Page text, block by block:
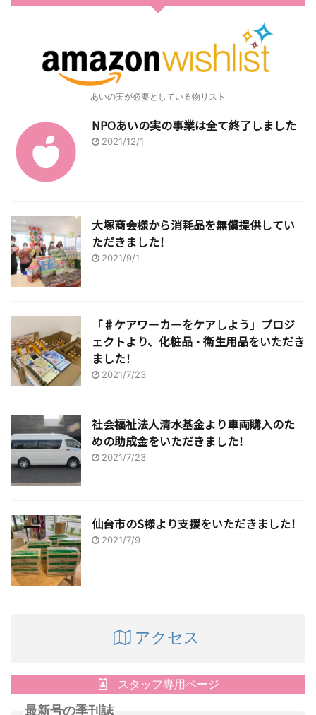
あいの実が必要としている物リスト
NPOあいの実の事業は全て終了しました
2021/12/1
大塚商会様から消耗品を無償提供してい
ただきました！
2021/9/1
「♯ケアワーカーをケアしよう」プロジ
ェクトより、化粧品・衛生用品をいただき
ました！
2021/7/23
社会福祉法人清水基金より車両購入のた
めの助成金をいただきました！
2021/7/23
仙台市のS様より支援をいただきました！
2021/7/9
アクセス
スタッフ専用ページ
最新号の季刊誌